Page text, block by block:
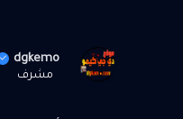
dgkemo
مشرف